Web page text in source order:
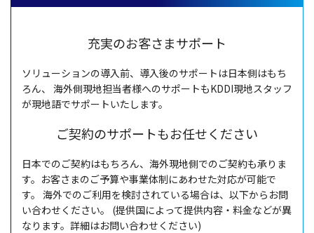
充実のお客さまサポート
ソリューションの導入前、 導入後のサポート は日本側はもち
ろん、
海外側現地担当者様へのサポートもKDDI現地スタッフ
が現地語でサポートいたします。
ご契約のサポートもお任せください
日本でのご契約はもちろん、 海外現地側でのご契約も承りま
す。お客さまのご予算や事業体制にあわせた対応が可能で
す。 海外でのご利用を検討されている場合は、 以下からお問
い合わせください。
(提供国によって提供内容 ・ 料金などが異
なります。 詳細はお問い合わせください)